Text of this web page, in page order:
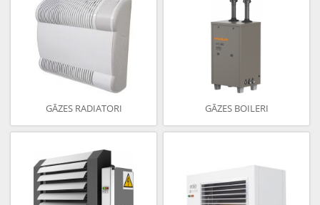
GĀZES RADIATORI GĀZES BOILERI